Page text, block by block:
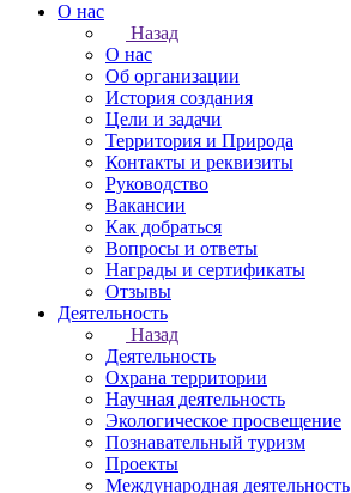
О нас
Назад
О нас
Об организации
История создания
Цели и задачи
Территория и Природа
Контакты и реквизиты
Руководство
Вакансии
Как добраться
Вопросы и ответы
Награды и сертификаты
Отзывы
Деятельность
Назад
Деятельность
Охрана территории
Научная деятельность
Экологическое просвещение
Познавательный туризм
Проекты
Международная деятельность